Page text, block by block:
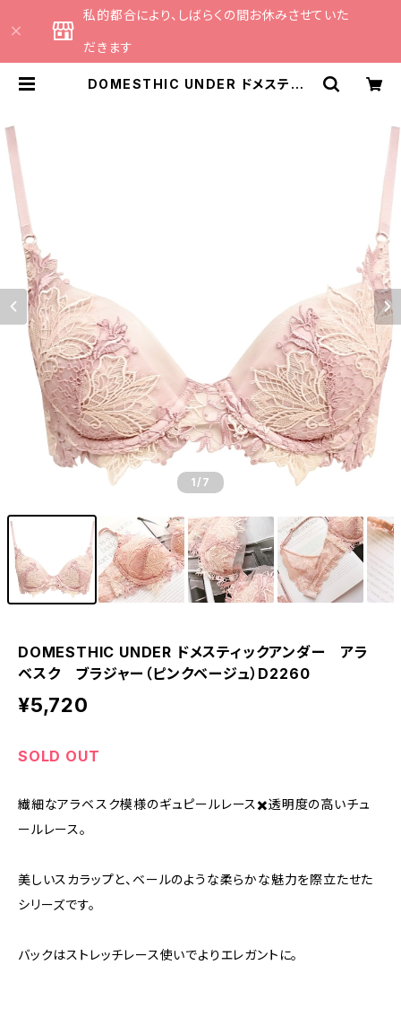
私的都合により、しばらくの間お休みさせていた
だきます
DOMESTHIC UNDER ドメスティッ
1 /7
DOMESTHIC UNDER ドメスティックアンダー アラ
ベスク ブラジャー（ピンクベージュ）D2260
¥5,720
SOLD OUT
繊細なアラベスク模様のギュピールレース✖️透明度の高いチュ
ールレース。
美しいスカラップと、ベールのような柔らかな魅力を際立たせた
シリーズです。
バックはストレッチレース使いでよりエレガントに。